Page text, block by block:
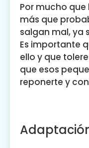
Por mucho
más que
salgan mal, ya
Es importante
ello y que
que esos
reponerte y